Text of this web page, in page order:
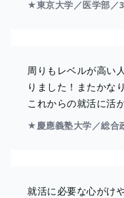
★東京大学／医学部
周りもレベルが高い
りました！またかな
これからの就活に活
★慶應義塾大学／総
就活に必要な心がけ